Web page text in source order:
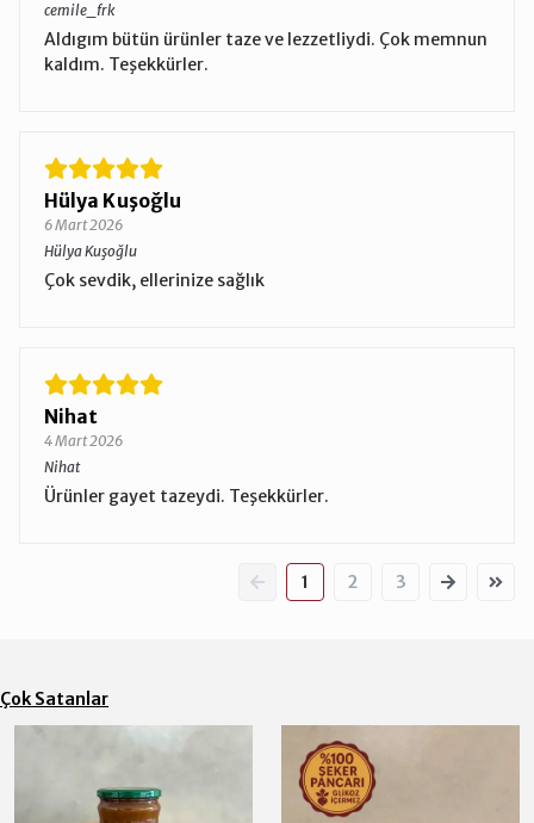
cemile_frk
Aldıgım bütün ürünler taze ve lezzetliydi. Çok memnun
kaldım. Teşekkürler.
Hülya Kuşoğlu
6 Mart 2026
Hülya Kuşoğlu
Çok sevdik, ellerinize sağlık
Nihat
4 Mart 2026
Nihat
Ürünler gayet tazeydi. Teşekkürler.
1 2 3
Çok Satanlar